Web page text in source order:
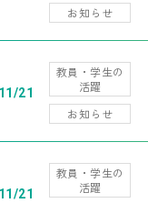
お知らせ
21
教員・学生の
活躍
お知らせ
21
教員・学生の
活躍